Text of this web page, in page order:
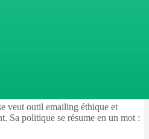
veut outil emailing éthique et
Sa politique se résume en un mot :